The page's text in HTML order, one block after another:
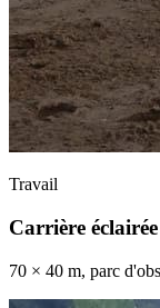
Travail
Carrière éclairée
70 × 40 m, parc